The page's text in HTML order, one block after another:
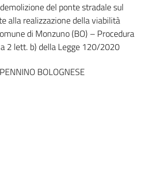
del ponte stradale sul
alla realizzazione della viabilità
di Monzuno (BO) – Procedura
2 lett. b) della Legge 120/2020
BOLOGNESE